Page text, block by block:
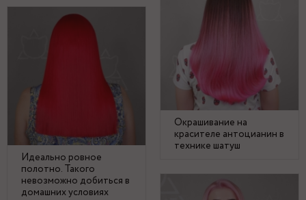
Окрашивание на
красителе антоцианин в
технике шатуш
Идеально ровное
полотно. Такого
невозможно добиться в
домашних условиях